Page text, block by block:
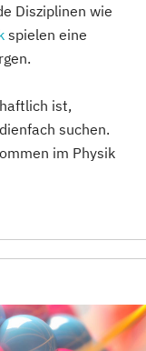
Disziplinen wie
spielen eine
ist,
suchen.
im Physik